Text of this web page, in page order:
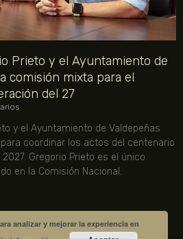
Prieto y el Ayuntamiento de
comisión mixta para el
del 27
y el Ayuntamiento de Valdepeñas
coordinar los actos del centenario
Gregorio Prieto es el único
en la Comisión Nacional.
analizar y mejorar la experiencia en